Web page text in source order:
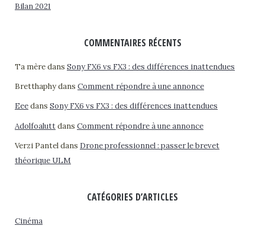
Bilan 2021
COMMENTAIRES RÉCENTS
Ta mèredans Sony FX6 vs FX3 : des différences inattendues
Bretthaphydans Comment répondre à une annonce
Eeedans Sony FX6 vs FX3 : des différences inattendues
Adolfoaluttdans Comment répondre à une annonce
Verzi Panteldans Drone professionnel : passer le brevet
théorique ULM
CATÉGORIES D’ARTICLES
Cinéma